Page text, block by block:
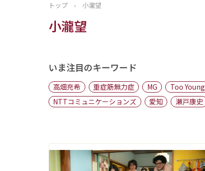
トップページ
トップ › 小瀧望
小瀧望
いま注目のキーワード
高畑充希 重症筋無力症 MG Too Young
NTTコミュニケーションズ
愛知 瀬戸康史